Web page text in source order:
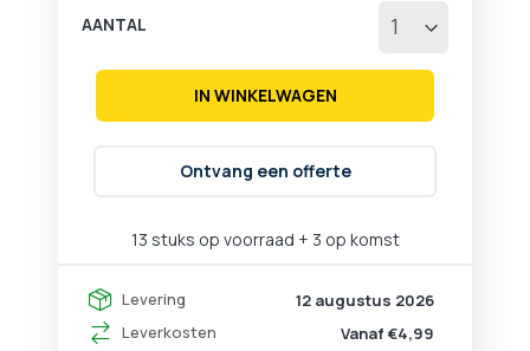
13 stuks op voorraad + 3 op komst
Levering
12 augustus 2026
Leverkosten
Vanaf €4,99
AANTAL
IN WINKELWAGEN
Ontvang een offerte